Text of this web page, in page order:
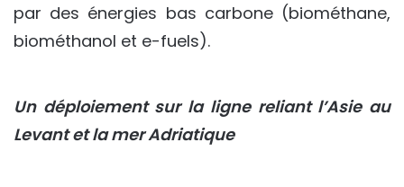
par des énergies bas carbone (biométhane,
biométhanol et e-fuels).
Un déploiement sur la ligne reliant l’Asie au
Levant et la mer Adriatique